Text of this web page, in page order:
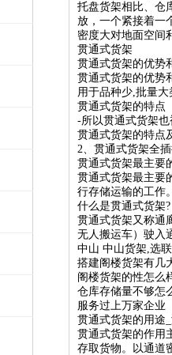
托盘货架相比、仓
放，一个紧接着一
密度大对地面空间
贯通式货架
贯通式货架的优势
贯通式货架的优势
用于品种少,批量
贯通式货架的特点
-所以贯通式货架
贯通式货架的特点
2、贯通式货架全
贯通式货架最主要
贯通式货架最主要
行存储运输的工作
什么是贯通式货架?
贯通式货架又称通
无人搬运车）驶入
中山 中山货架,选
搭建阁楼货架有几
阁楼货架的性怎么
仓库存储量不够怎
服务过上万家企业
贯通式货架的用途
贯通式货架的作用
存取货物。以通道